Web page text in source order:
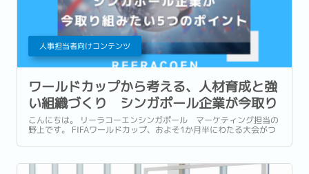
人事担当者向けコンテンツ
ワールドカップから考える、人材育成と強
い組織づくり シンガポール企業が今取り
組みたい5つのポイント
こんにちは。 リーラコーエンシンガポール マーケティング担当の
野上です。 FIFAワールドカップ、およそ1か月半にわたる大会がつ